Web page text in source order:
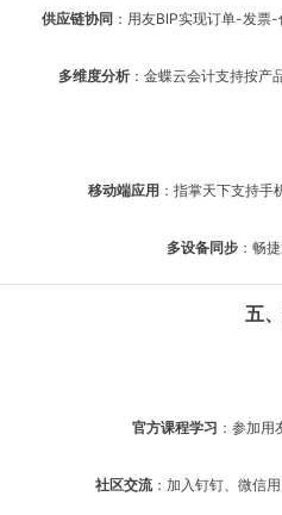
供应链协同 ：用友BIP实现订单-发票
多维度分析：金蝶云会计支持按产
移动端应用 ：指掌天下支持手
多设备同步 ：畅
五
官方课程学习 ：参加
社区交流：加入钉钉、微信